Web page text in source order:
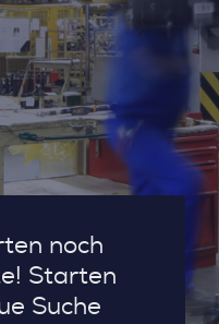
noch
Starten
Suche